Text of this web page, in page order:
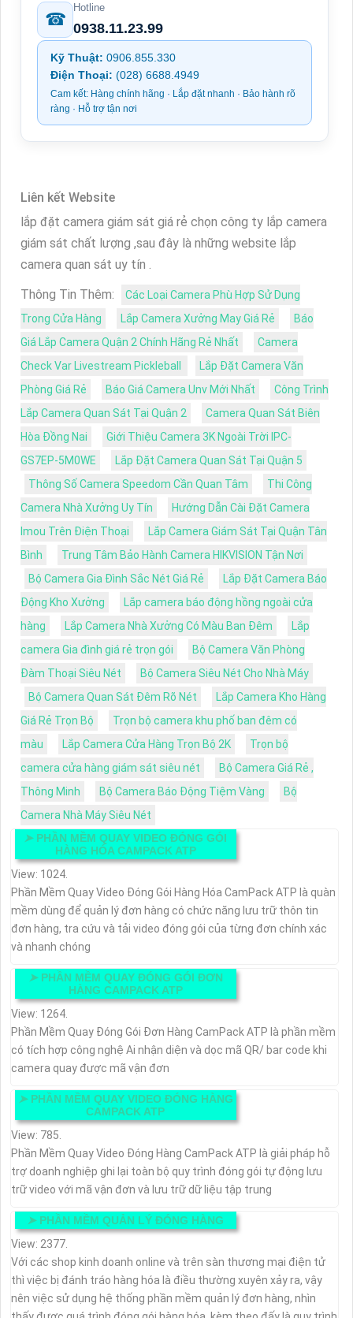
☎
Hotline
0938.11.23.99
Kỹ Thuật: 0906.855.330
Điện Thoại: (028) 6688.4949
Cam kết: Hàng chính hãng · Lắp đặt nhanh · Bảo hành rõ
ràng · Hỗ trợ tận nơi
Liên kết Website
lắp đặt camera giám sát giá rẻ chọn công ty lắp camera
giám sát chất lượng ,sau đây là những website lắp
camera quan sát uy tín .
Thông Tin Thêm:
Các Loại Camera Phù Hợp Sử Dụng
Trong Cửa Hàng
Lắp Camera Xưởng May Giá Rẻ
Báo
Giá Lắp Camera Quận 2 Chính Hãng Rẻ Nhất
Camera
Check Var Livestream Pickleball
Lắp Đặt Camera Văn
Phòng Giá Rẻ
Báo Giá Camera Unv Mới Nhất
Công Trình
Lắp Camera Quan Sát Tại Quận 2
Camera Quan Sát Biên
Hòa Đồng Nai
Giới Thiệu Camera 3K Ngoài Trời IPC-
GS7EP-5M0WE
Lắp Đặt Camera Quan Sát Tại Quận 5
Thông Số Camera Speedom Cần Quan Tâm
Thi Công
Camera Nhà Xưởng Uy Tín
Hướng Dẫn Cài Đặt Camera
Imou Trên Điện Thoại
Lắp Camera Giám Sát Tại Quận Tân
Bình
Trung Tâm Bảo Hành Camera HIKVISION Tận Nơi
Bộ Camera Gia Đình Sắc Nét Giá Rẻ
Lắp Đặt Camera Báo
Động Kho Xưởng
Lắp camera báo động hồng ngoài cửa
hàng
Lắp Camera Nhà Xưởng Có Màu Ban Đêm
Lắp
camera Gia đình giá rẻ trọn gói
Bộ Camera Văn Phòng
Đàm Thoại Siêu Nét
Bộ Camera Siêu Nét Cho Nhà Máy
Bộ Camera Quan Sát Đêm Rõ Nét
Lắp Camera Kho Hàng
Giá Rẻ Trọn Bộ
Trọn bộ camera khu phố ban đêm có
màu
Lắp Camera Cửa Hàng Trọn Bộ 2K
Trọn bộ
camera cửa hàng giám sát siêu nét
Bộ Camera Giá Rẻ ,
Thông Minh
Bộ Camera Báo Động Tiệm Vàng
Bộ
Camera Nhà Máy Siêu Nét
➤ PHẦN MỀM QUAY VIDEO ĐÓNG GÓI
HÀNG HÓA CAMPACK ATP
View: 1024.
Phần Mềm Quay Video Đóng Gói Hàng Hóa CamPack ATP là quàn
mềm dùng để quản lý đơn hàng có chức năng lưu trữ thôn tin
đơn hàng, tra cứu và tải video đóng gói của từng đơn chính xác
và nhanh chóng
➤ PHẦN MỀM QUAY ĐÓNG GÓI ĐƠN
HÀNG CAMPACK ATP
View: 1264.
Phần Mềm Quay Đóng Gói Đơn Hàng CamPack ATP là phần mềm
có tích hợp công nghệ Ai nhận diện và dọc mã QR/ bar code khi
camera quay được mã vận đơn
➤ PHẦN MỀM QUAY VIDEO ĐÓNG HÀNG
CAMPACK ATP
View: 785.
Phần Mềm Quay Video Đóng Hàng CamPack ATP là giải pháp hỗ
trợ doanh nghiệp ghi lại toàn bộ quy trình đóng gói tự động lưu
trữ video với mã vận đơn và lưu trữ dữ liệu tập trung
➤ PHẦN MỀM QUẢN LÝ ĐÓNG HÀNG
View: 2377.
Với các shop kinh doanh online và trên sàn thương mại điện tử
thì việc bị đánh tráo hàng hóa là điều thường xuyên xảy ra, vậy
nên việc sử dụng hệ thống phần mềm quản lý đơn hàng, nhìn